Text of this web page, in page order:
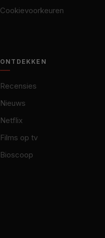
Cookievoorkeuren
ONTDEKKEN
Recensies
Nieuws
Netflix
Films op tv
Bioscoop